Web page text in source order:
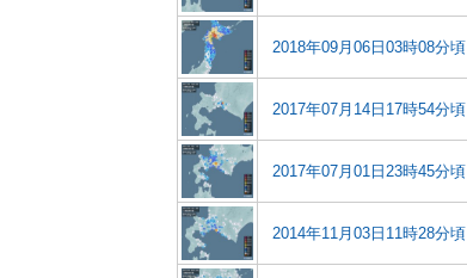
2018年09月06日03時08分頃
2017年07月14日17時54分頃
2017年07月01日23時45分頃
2014年11月03日11時28分頃